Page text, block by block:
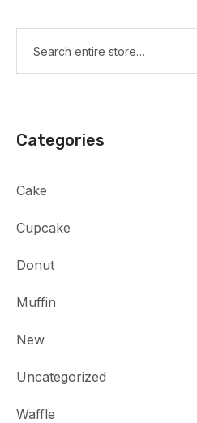
Categories
Cake
Cupcake
Donut
Muffin
New
Uncategorized
Waffle